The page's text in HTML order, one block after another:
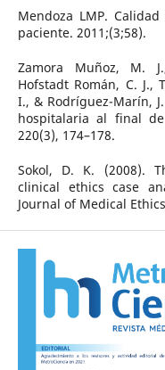
Mendoza LMP.
paciente. 2011;(3;58).
Zamora Muñoz, M.
Hofstadt Román, C. J.,
I., & Rodríguez-Marín,
hospitalaria al final
220(3), 174–178.
Sokol, D. K. (2008).
clinical ethics case
Journal of Medical